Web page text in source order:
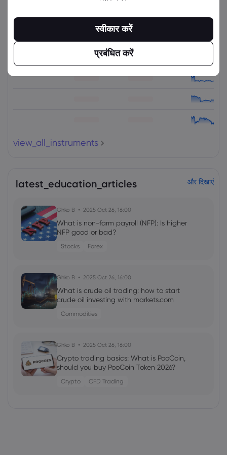
संबंधित उपकरण
संपत्ति बेचें खरीदें (%) परिवर्तित करें
view_all_instruments
latest_education_articles और दिखाएं
Ghko B 2025 Oct 26, 16:00
What is non-farm payroll (NFP): Is higher
NFP good or bad?
Stocks Forex
Ghko B 2025 Oct 26, 16:00
What is crude oil trading: how to start
crude oil investing with markets.com
Commodities
Ghko B 2025 Oct 26, 16:00
Crypto trading basics: What is PooCoin,
should you buy PooCoin Token 2026?
Crypto CFD Trading
स्वीकार करें
प्रबंधित करें